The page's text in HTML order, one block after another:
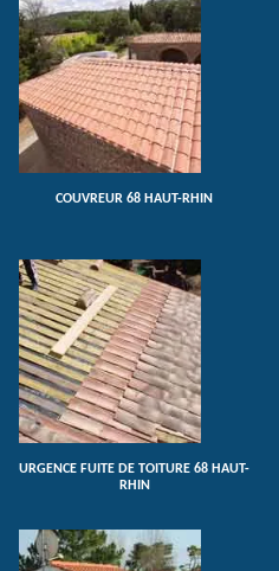
COUVREUR 68 HAUT-RHIN
URGENCE FUITE DE TOITURE 68 HAUT-
RHIN